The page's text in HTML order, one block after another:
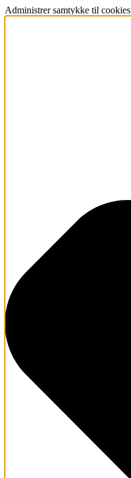
Administrer samtykke til cookies